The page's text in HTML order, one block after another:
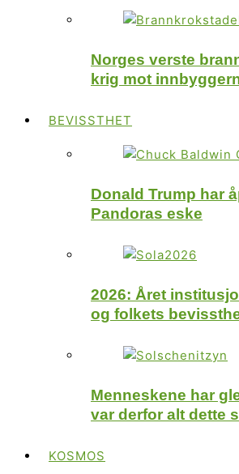
Norges verste
krig mot
BEVISSTHET
Donald Trump har
Pandoras eske
2026: Året
og folkets
Menneskene har
var derfor alt dette
KOSMOS